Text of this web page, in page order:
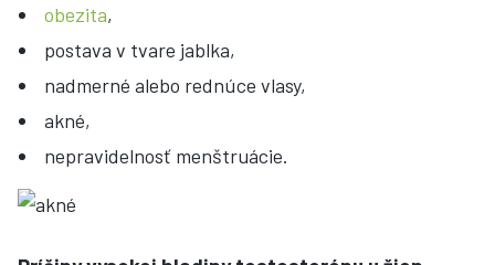
obezita,
postava v tvare jablka,
nadmerné alebo rednúce vlasy,
akné,
nepravidelnosť menštruácie.